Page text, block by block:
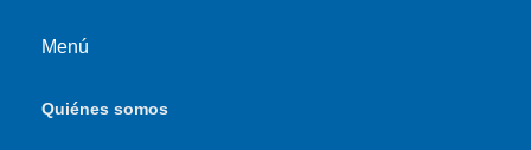
Menú
Quiénes somos